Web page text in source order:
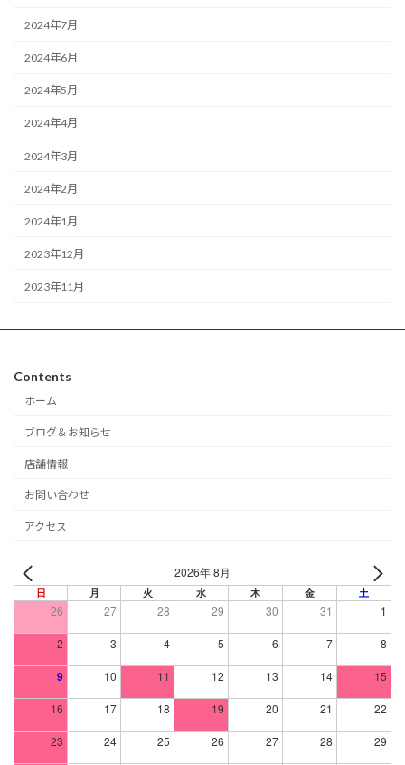
2024年7月
2024年6月
2024年5月
2024年4月
2024年3月
2024年2月
2024年1月
2023年12月
2023年11月
Contents
ホーム
ブログ＆お知らせ
店舗情報
お問い合わせ
アクセス
2026年 8月
日 月 火 水 木 金 土
26 27 28 29 30 31 1
2 3 4 5 6 7 8
9 10 11 12 13 14 15
16 17 18 19 20 21 22
23 24 25 26 27 28 29